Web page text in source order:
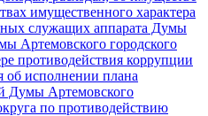
имущественного характера
служащих аппарата Думы
Артемовского городского
противодействия коррупции
исполнении плана
Думы Артемовского
по противодействию